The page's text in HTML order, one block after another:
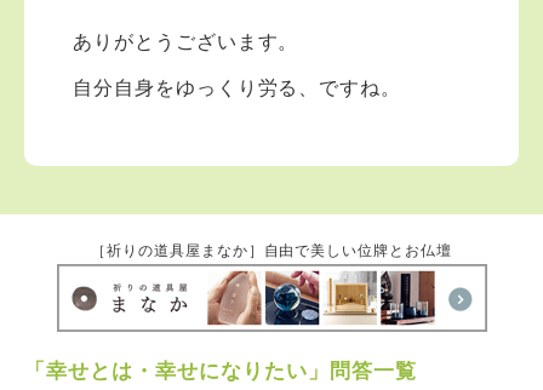
ありがとうございます。
自分自身をゆっくり労る、ですね。
［祈りの道具屋まなか］自由で美しい位牌とお仏壇
「幸せとは・幸せになりたい」問答一覧